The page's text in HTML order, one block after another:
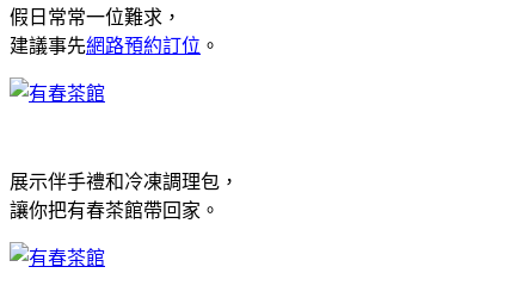
假日常常一位難求，
建議事先網路預約訂位 。
展示伴手禮和冷凍調理包，
讓你把有春茶館帶回家。